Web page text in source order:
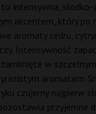
intensywna,
akcentem, który po
aromaty cedru,
Intensywność
w szczelnym
aromatem.
czujemy najpierw
przyjemne